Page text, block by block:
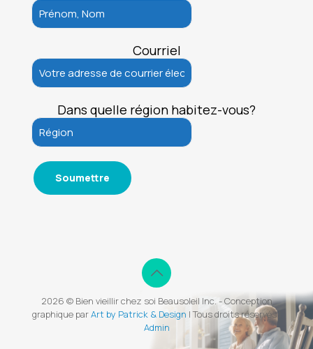
Courriel
Dans quelle région habitez-vous?
2026 © Bien vieillir chez soi Beausoleil Inc. - Conception
graphique parArt by Patrick & Design | Tous droits réservés |
Admin